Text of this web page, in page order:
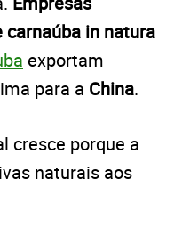
carnaúba in natura
exportam
para a China.
cresce porque a
naturais aos